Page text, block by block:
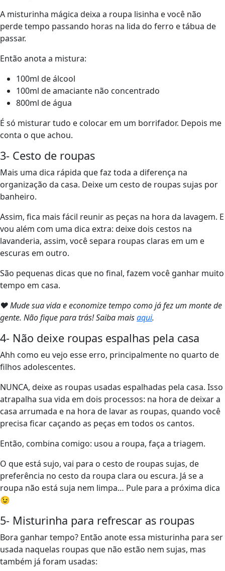
A misturinha mágica deixa a roupa lisinha e você não
perde tempo passando horas na lida do ferro e tábua de
passar.
Então anota a mistura:
100ml de álcool
100ml de amaciante não concentrado
800ml de água
É só misturar tudo e colocar em um borrifador. Depois me
conta o que achou.
3- Cesto de roupas
Mais uma dica rápida que faz toda a diferença na
organização da casa. Deixe um cesto de roupas sujas por
banheiro.
Assim, fica mais fácil reunir as peças na hora da lavagem. E
vou além com uma dica extra: deixe dois cestos na
lavanderia, assim, você separa roupas claras em um e
escuras em outro.
São pequenas dicas que no final, fazem você ganhar muito
tempo em casa.
❤ Mude sua vida e economize tempo como já fez um monte de
gente. Não fique para trás! Saiba maisaqui.
4- Não deixe roupas espalhas pela casa
Ahh como eu vejo esse erro, principalmente no quarto de
filhos adolescentes.
NUNCA, deixe as roupas usadas espalhadas pela casa. Isso
atrapalha sua vida em dois processos: na hora de deixar a
casa arrumada e na hora de lavar as roupas, quando você
precisa ficar caçando as peças em todos os cantos.
Então, combina comigo: usou a roupa, faça a triagem.
O que está sujo, vai para o cesto de roupas sujas, de
preferência no cesto da roupa clara ou escura. Já se a
roupa não está suja nem limpa… Pule para a próxima dica
😉
5- Misturinha para refrescar as roupas
Bora ganhar tempo? Então anote essa misturinha para ser
usada naquelas roupas que não estão nem sujas, mas
também já foram usadas: